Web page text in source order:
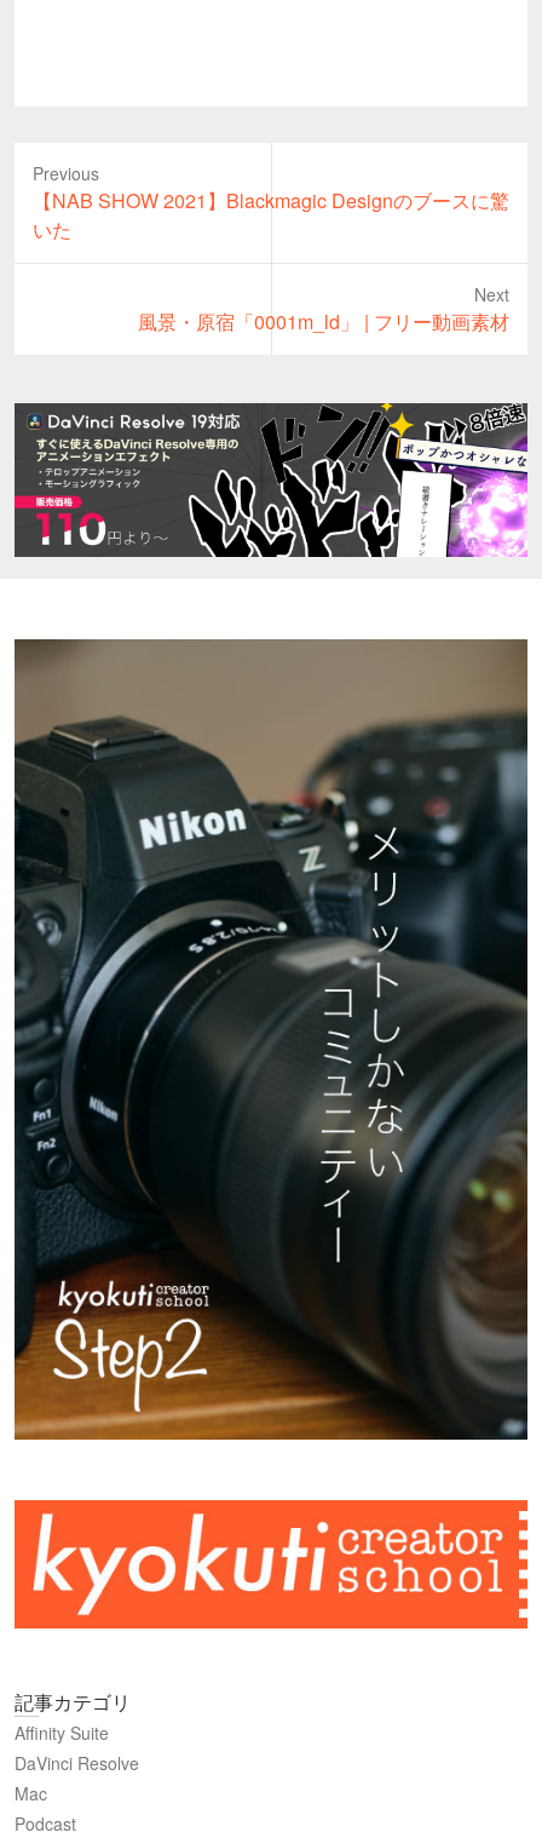
Previous
Previous
post:
【NAB SHOW 2021】Blackmagic Designのブースに驚
いた
Next
風景・原宿「0001m_ld」 | フリー動画素材
記事カテゴリ
Affinity Suite
DaVinci Resolve
Mac
Podcast